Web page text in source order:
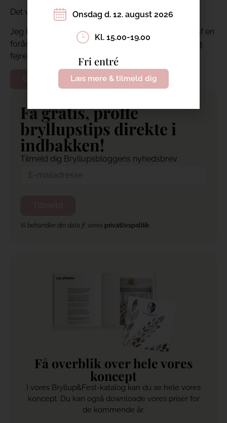
Det var mine tips for denne omgang.
Jeg håber, at du blev inspireret til at holde et brag af en
forårsfest. Jeg fik i hvert fald lyst til at drikke rosé og
fejre foråret!
Gå tilbage til bryllupsbloggen
Få gratis, proffe
bryllupstips direkte i
indbakken!
Tilmeld dig Bryllupsbloggens nyhedsbrev.
Vi behandler din data jf. vores privatlivspolitik .
Få overblik over hele vores
koncept
I vores Bryllup&Fest-katalog kan du se hele vores
koncept. Du kan også downloade vores priser for
de kommende år.
Onsdag d. 12. august 2026
Kl. 15.00-19.00
Fri entré
Læs mere & tilmeld dig